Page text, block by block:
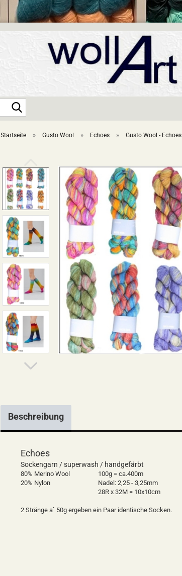
Startseite » Gusto Wool » Echoes » Gusto Wool - Echoes
Beschreibung
Echoes
Sockengarn / superwash / handgefärbt
80% Merino Wool
100g = ca.400m
20% Nylon
Nadel: 2,25 - 3,25mm
28R x 32M = 10x10cm
2 Stränge a` 50g ergeben ein Paar identische Socken.